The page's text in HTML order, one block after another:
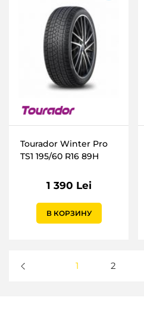
Tourador Winter Pro
TS1 195/60 R16 89H
1 390 Lei
В КОРЗИНУ
1 2